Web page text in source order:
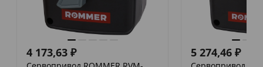
4 173,63 ₽ 5 274,46 ₽